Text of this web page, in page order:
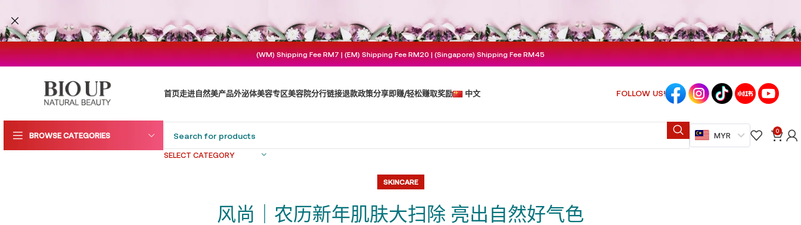
(WM) Shipping Fee RM7 | (EM) Shipping Fee RM20 | (Singapore) Shipping Fee RM45
首页走进自然美产品外泌体美容专区美容院分行链接退款政策分享即赚/轻松赚取奖励 中文 FOLLOW US!
BROWSE CATEGORIES
SELECT CATEGORY
MYR 0
SKINCARE
风尚｜农历新年肌肤大扫除 亮出自然好气色